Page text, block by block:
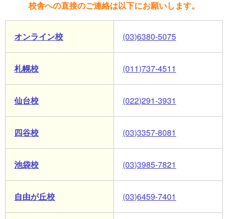
校舎への直接のご連絡は以下にお願いします。
オンライン校 (03)6380-5075
札幌校 (011)737-4511
仙台校 (022)291-3931
四谷校 (03)3357-8081
池袋校 (03)3985-7821
自由が丘校 (03)6459-7401